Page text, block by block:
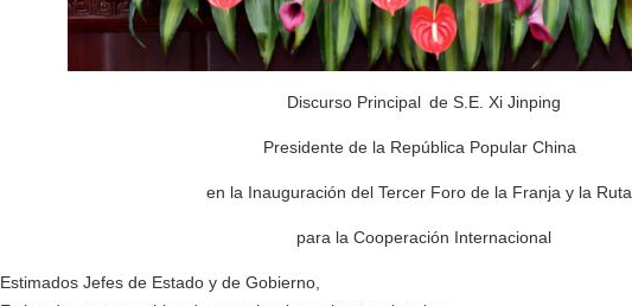
Discurso Principal de S.E. Xi Jinping
Presidente de la República Popular China
en la Inauguración del Tercer Foro de la Franja y la Ruta
para la Cooperación Internacional
Estimados Jefes de Estado y de Gobierno,